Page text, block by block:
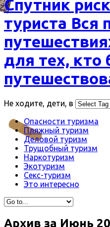
Спутник
туриста Вся
для тех, кто
Не ходите, дети, в
Опасности туризма
Пляжный туризм
Деловой туризм
Трущобный туризм
Наркотуризм
Экотуризм
Секс-туризм
Это интересно
Архив за Июнь